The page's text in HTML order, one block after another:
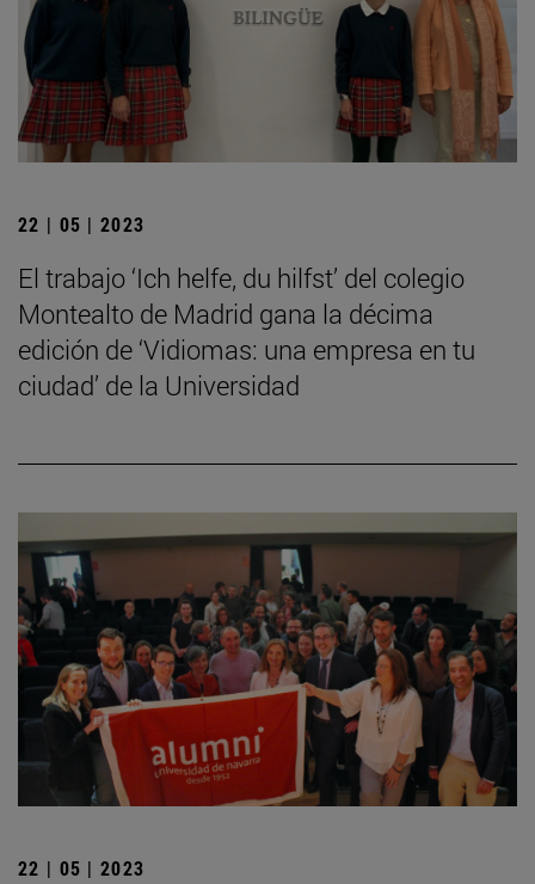
22 | 05 | 2023
El trabajo ‘Ich helfe, du hilfst’ del colegio
Montealto de Madrid gana la décima
edición de ‘Vidiomas: una empresa en tu
ciudad’ de la Universidad
22 | 05 | 2023